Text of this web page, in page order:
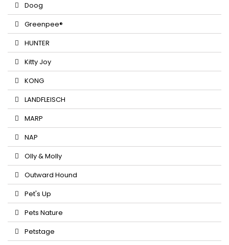
Doog
Greenpee®
HUNTER
Kitty Joy
KONG
LANDFLEISCH
MARP
NAP
Olly & Molly
Outward Hound
Pet's Up
Pets Nature
Petstage